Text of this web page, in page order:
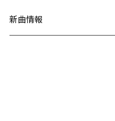
新曲情報